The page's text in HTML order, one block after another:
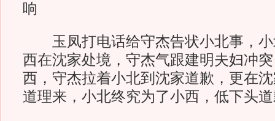
响
玉凤打电话给守杰告状小北事，小
西在沈家处境，守杰气跟建明夫妇冲
西，守杰拉着小北到沈家道歉，更在
道理来，小北终究为了小西，低下头